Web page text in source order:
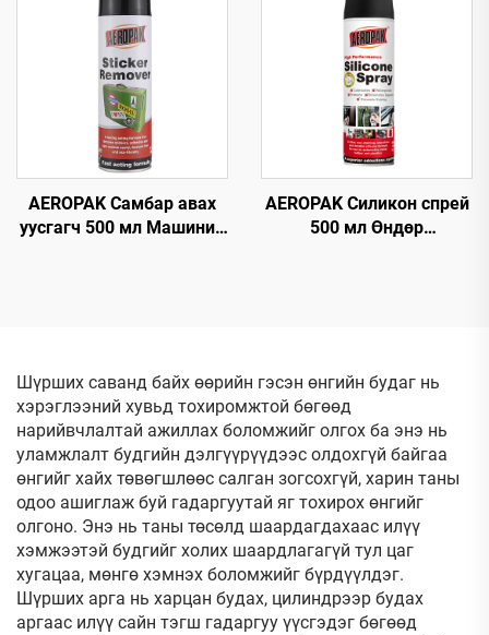
AEROPAK Самбар авах
уусгагч 500 мл Машиний
AEROPAK Силикон спрей
500 мл Өндөр
Шүрших саванд байх өөрийн гэсэн өнгийн будаг нь
хэрэглээний хувьд тохиромжтой бөгөөд
нарийвчлалтай ажиллах боломжийг олгох ба энэ нь
уламжлалт будгийн дэлгүүрүүдээс олдохгүй байгаа
өнгийг хайх төвөгшлөөс салган зогсохгүй, харин таны
одоо ашиглаж буй гадаргуутай яг тохирох өнгийг
олгоно. Энэ нь таны төсөлд шаардагдахаас илүү
хэмжээтэй будгийг холих шаардлагагүй тул цаг
хугацаа, мөнгө хэмнэх боломжийг бүрдүүлдэг.
Шүрших арга нь харцан будах, цилиндрээр будах
аргаас илүү сайн тэгш гадаргуу үүсгэдэг бөгөөд